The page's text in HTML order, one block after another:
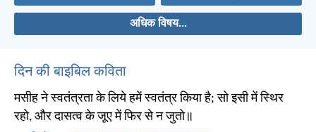
अधिक विषय...
दिन की बाइबिल कविता
मसीह ने स्वतंत्रता के लिये हमें स्वतंत्र किया है; सो इसी में स्थिर
रहो, और दासत्व के जूए में फिर से न जुतो॥